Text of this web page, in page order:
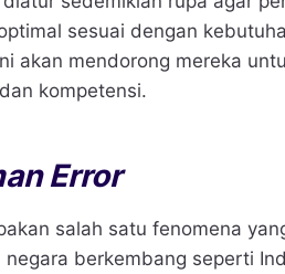
sesuai dengan
akan mendorong mereka
kompetensi.
Error
salah satu fenomena
berkembang seperti